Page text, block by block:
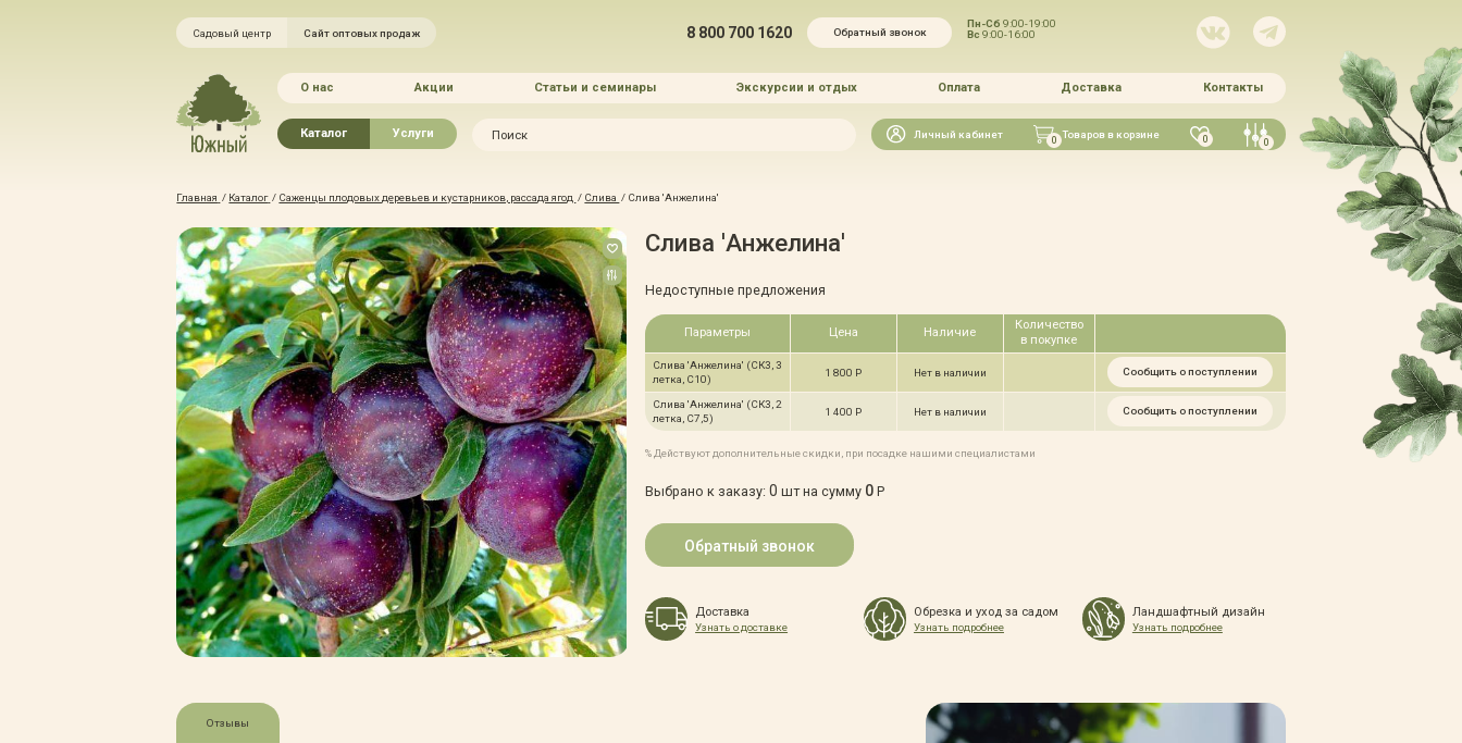
Садовый центр Сайт оптовых продаж 8 800 700 1620 Обратный звонок
Пн-Сб9:00-19:00
Вс9:00-16:00
О нас Акции Статьи и семинары Экскурсии и отдых Оплата Доставка Контакты
Каталог
Хвойные растения
Плодово-ягодные растения
Лиственные растения
Цветы
Водные растения
Растения вертикального
озеленения
Формованные растения
Экостория
Товары для сада
Грунты, удобрения, отсыпка
Зимние товары
Крупномеры
Консультации специалистов
Полезная литература
Прайс-листы
Системы скидок, программы
лояльности
Услуги
Благоустройство и озеленение
Зелёный доктор
Зимние услуги
Уход за садом
Портфолио
Прайс-листы
Правила оказания услуг
Доставка
Оплата
Гарантии
Автополив
Искать
Личный кабинет 0 Товаров в корзине 0 0
Главная / Каталог / Саженцы плодовых деревьев и кустарников, рассада ягод / Слива / Слива 'Анжелина'
Слива 'Анжелина'
Недоступные предложения
Параметры Цена Наличие
Количество
в покупке
Слива 'Анжелина' (СК3, 3
летка, С10)
1 800 Р Нет в наличии Сообщить о поступлении
Слива 'Анжелина' (СК3, 2
летка, С7,5)
1 400 Р Нет в наличии Сообщить о поступлении
% Действуют дополнительные скидки, при посадке нашими специалистами
Выбрано к заказу: 0 шт на сумму 0Р
Обратный звонок
Доставка
Узнать о доставке
Обрезка и уход за садом
Узнать подробнее
Ландшафтный дизайн
Узнать подробнее
Отзывы